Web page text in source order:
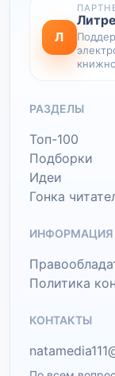
Л
РАЗДЕЛЫ
Топ-100
Подборки
Идеи
Гонка
ИНФОРМАЦИЯ
Политика
КОНТАКТЫ